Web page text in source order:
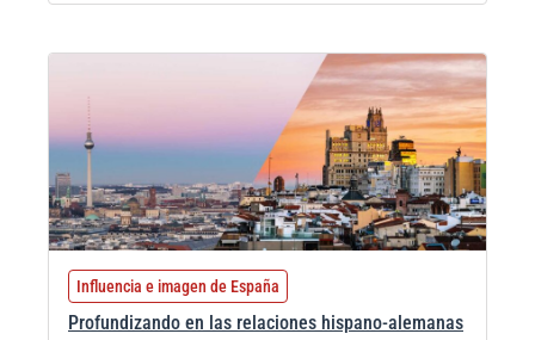
Influencia e imagen de España
Profundizando en las relaciones hispano-alemanas